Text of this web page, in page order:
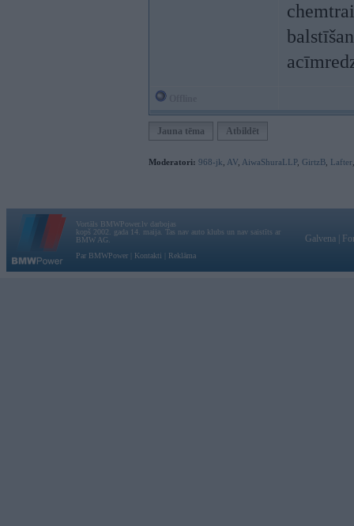
Jauna tēma Atbildēt
Moderatori: 968-jk AV AiwaShuraLLP, GirtzB Lafter
Vortāls BMWPower.lv darbojas
kopš 2002. gada 14. maija. Tas nav auto klubs un nav saistīts ar
BMW AG.
Par BMWPower
Kontakti Reklāma
Galvena